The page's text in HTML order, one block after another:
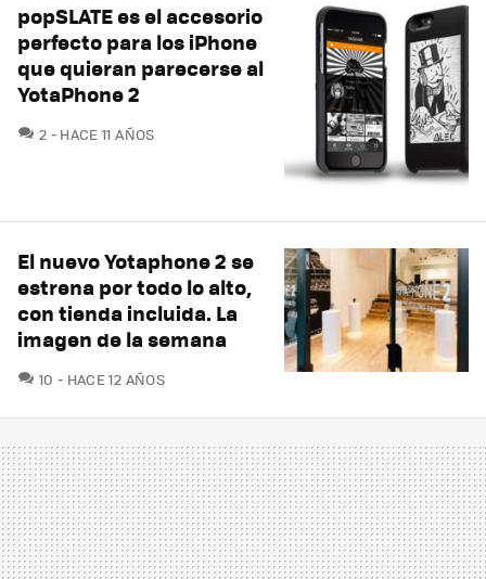
popSLATE es el accesorio
perfecto para los iPhone
que quieran parecerse al
YotaPhone 2
2 COMENTARIOS
HACE 11 AÑOS
El nuevo Yotaphone 2 se
estrena por todo lo alto,
con tienda incluida. La
imagen de la semana
10 COMENTARIOS
HACE 12 AÑOS